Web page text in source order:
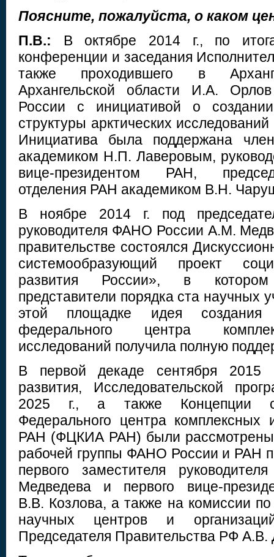
Поясните, пожалуйста, о каком
П.В.: В октябре 2014 г., по
конференции и заседания
также проходившего в
Архангельской области И.А.
России с инициативой о
структуры арктических
Инициатива была поддержана
академиком Н.П. Лаверовым,
вице-президентом РАН,
отделения РАН академиком В.Н.
В ноябре 2014 г. под
руководителя ФАНО России А.М.
правительстве состоялся
системообразующий проект
развития России», в
представители порядка ста научных
этой площадке идея создания
федерального центра
исследований получила полную
В первой декаде сентября 2015
развития, Исследовательской
2025 г., а также Концепции
Федерального центра комплексных
РАН (ФЦКИА РАН) были рассмотрены
рабочей группы ФАНО России и РАН
первого заместителя
Медведева и первого вице-
В.В. Козлова, а также на комиссии
научных центров и
Председателя Правительства РФ А.В.